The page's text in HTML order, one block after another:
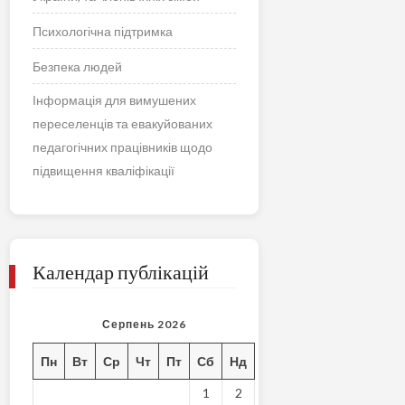
Психологічна підтримка
Безпека людей
Інформація для вимушених
переселенців та евакуйованих
педагогічних працівників щодо
підвищення кваліфікації
Календар публікацій
Серпень 2026
Пн Вт Ср Чт Пт Сб Нд
1 2